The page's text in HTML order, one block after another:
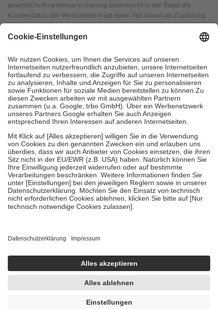
gesetzliche Krankenversicherung übernimmt in der Regel die
Kosten dafür, der Versicherte trägt einen Teil davon als Zuzahlung
mit.
Grundsätzlich leisten Mitglieder Zuzahlungen in Höhe von zehn
höchstens zehn Euro.
Es sind jedoch nie mehr als die tatsächlichen
Kosten der Leistung zu entrichten.
Diese Regeln gelten grundsätzlich auch für Online-Apotheken.
Bei Heilmitteln und häuslicher Krankenpflege beträgt die
Zuzahlung zehn Prozent der Kosten sowie zehn Euro je
Verordnung.
Um das Engagement der Versicherten für ihre eigene Gesundheit zu
stärken und die besondere Stellung der Familie zu unterstützen,
fallenkeine Zuzahlungenan bei:
• Kindern und Jugendlichen bis zum vollendeten 18. Lebensjahr
mit Ausnahme der Fahrkosten
• Untersuchungen zur Vorsorge und Früherkennung, die von der
GKV getragen werden
• empfohlenen Schutzimpfungen
• Harn- und Blutteststreifen
getroffen, um sicherzustellen, dass es sich um echte Bewertungen
https://help.etrusted.com/hc/de/articles/4419944605341
Einige Bilder und Inhalte wurden unter Zuhilfenahme künstlicher